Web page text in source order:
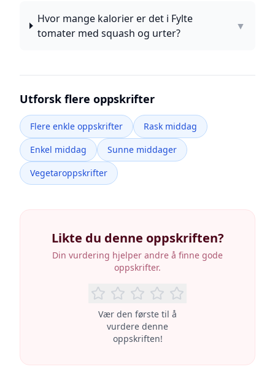
Hvor mange kalorier er det i Fylte
tomater med squash og urter?
▼
Utforsk flere oppskrifter
Flere enkle oppskrifter
Rask middag
Enkel middag
Sunne middager
Vegetaroppskrifter
Likte du denne oppskriften?
Din vurdering hjelper andre å finne gode
oppskrifter.
Vær den første til å
vurdere denne
oppskriften!